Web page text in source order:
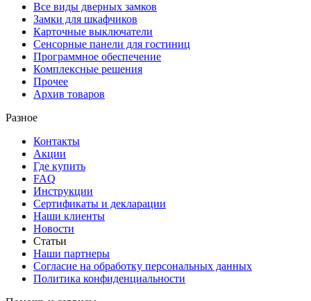
Все виды дверных замков
Замки для шкафчиков
Карточные выключатели
Сенсорные панели для гостиниц
Программное обеспечение
Комплексные решения
Прочее
Архив товаров
Разное
Контакты
Акции
Где купить
FAQ
Инструкции
Сертификаты и декларации
Наши клиенты
Новости
Статьи
Наши партнеры
Согласие на обработку персональных данных
Политика конфиденциальности